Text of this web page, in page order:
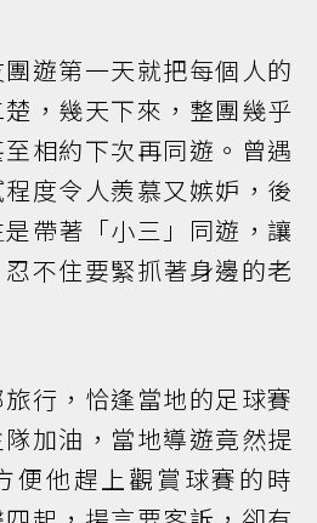
遊第一天就把每個人的
，幾天下來，整團幾乎
相約下次再同遊。曾遇
度令人羨慕又嫉妒，後
帶著「小三」同遊，讓
不住要緊抓著身邊的老
行，恰逢當地的足球賽
加油，當地導遊竟然提
便他趕上觀賞球賽的時